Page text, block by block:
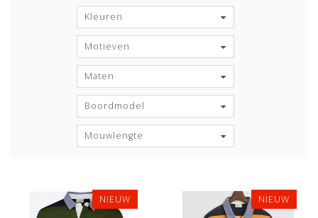
Kleuren
Motieven
Maten
Boordmodel
Mouwlengte
NIEUW NIEUW